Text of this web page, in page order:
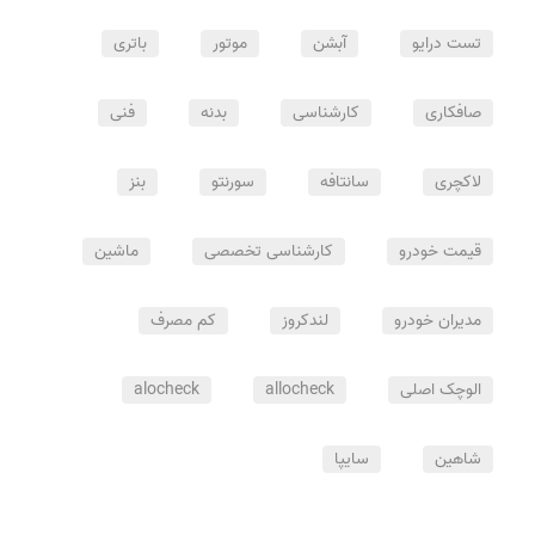
تست درایو آبشن موتور باتری
صافکاری کارشناسی بدنه فنی
لاکچری سانتافه سورنتو بنز
قیمت خودرو کارشناسی تخصصی ماشین
مدیران خودرو لندکروز کم مصرف
الوچک اصلی allocheck
alocheck
شاهین سایپا